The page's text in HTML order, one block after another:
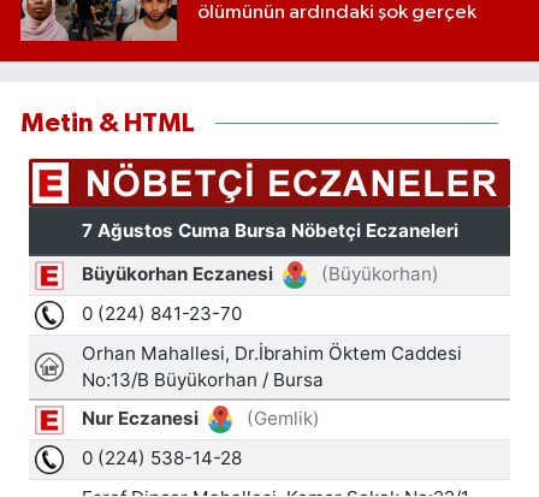
ölümünün ardındaki şok gerçek
Metin & HTML